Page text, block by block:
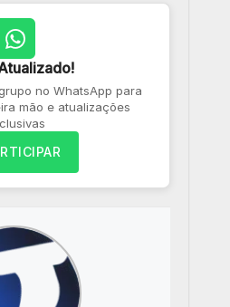
no WhatsApp para
mão e atualizações